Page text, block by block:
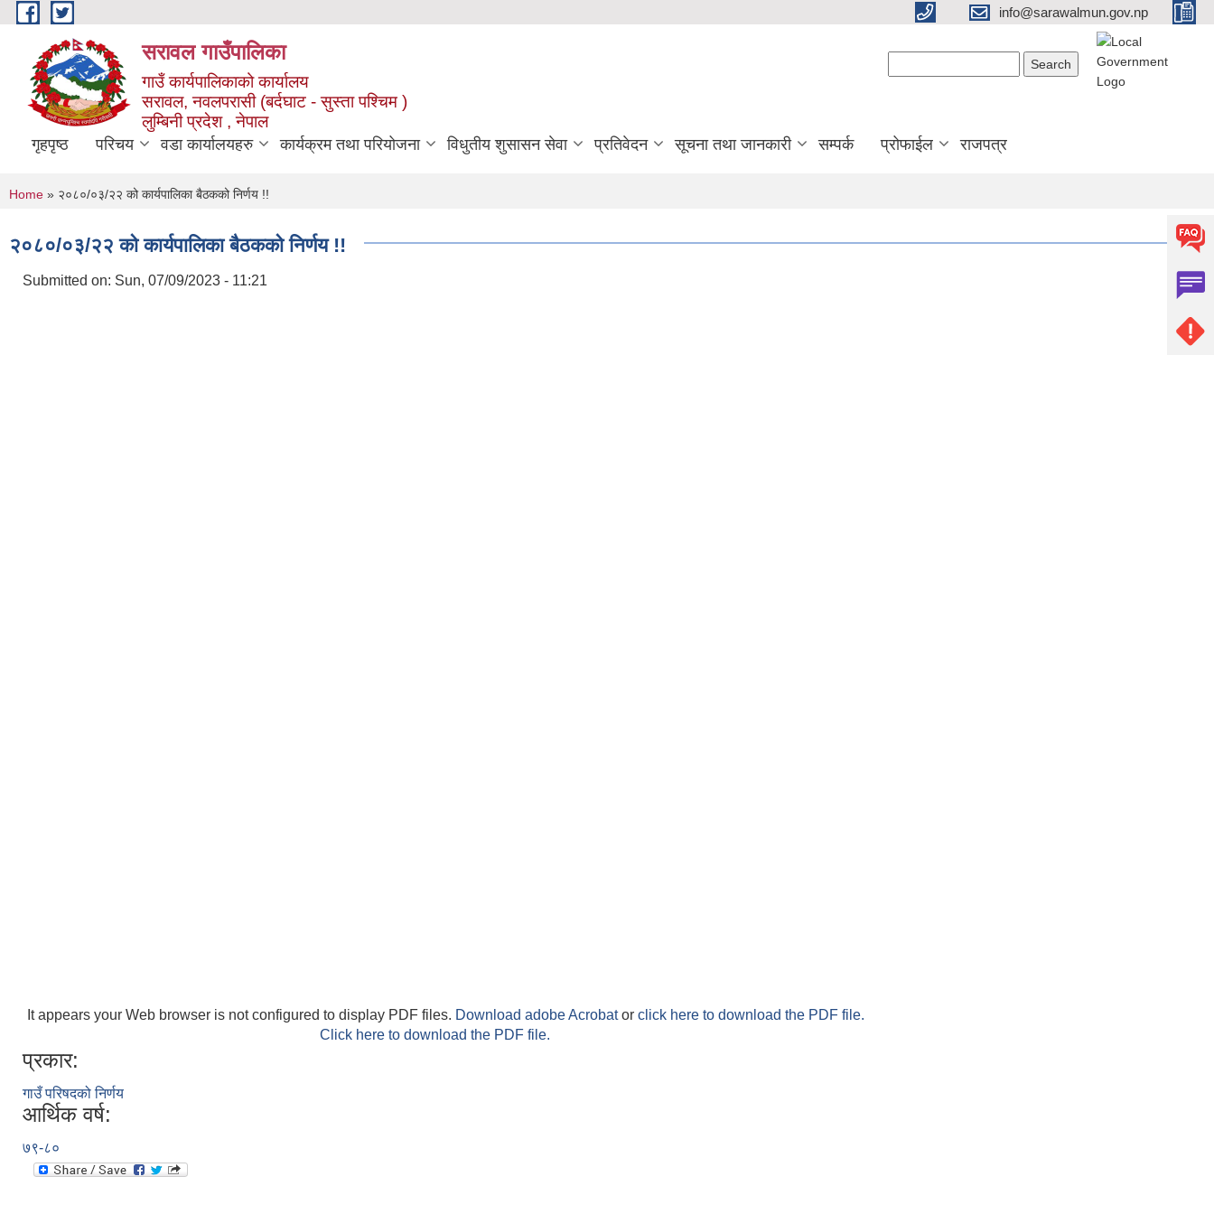
Skip to main content info@sarawalmun.gov.np
सरावल गाउँपालिका
गाउँ कार्यपालिकाको कार्यालय
सरावल, नवलपरासी (बर्दघाट - सुस्ता पश्चिम )
लुम्बिनी प्रदेश , नेपाल
गृहपृष्ठ परिचय वडा कार्यालयहरु कार्यक्रम तथा परियोजना विधुतीय शुसासन सेवा प्रतिवेदन सूचना तथा जानकारी सम्पर्क प्रोफाईल राजपत्र
You are here
Home » २०८०/०३/२२ को कार्यपालिका बैठकको निर्णय !!
२०८०/०३/२२ को कार्यपालिका बैठकको निर्णय !!
Submitted on: Sun, 07/09/2023 - 11:21
It appears your Web browser is not configured to display PDF files. Download adobe Acrobator click here to download the PDF file.
Click here to download the PDF file.
प्रकार:
गाउँ परिषदको निर्णय
आर्थिक वर्ष:
७९-८०